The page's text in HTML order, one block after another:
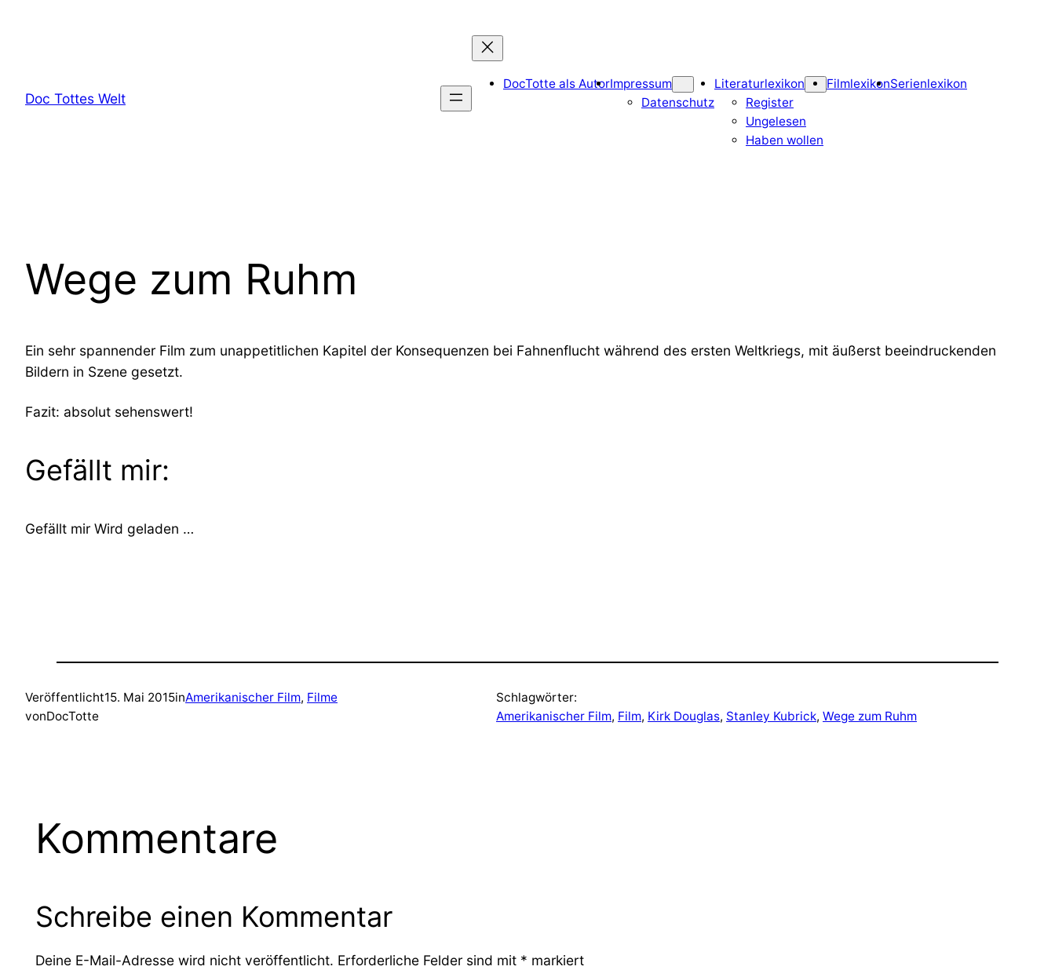
Doc Tottes Welt
DocTotte als AutorImpressum
Datenschutz
Literaturlexikon
Register
Ungelesen
Haben wollen
FilmlexikonSerienlexikon
Wege zum Ruhm
Ein sehr spannender Film zum unappetitlichen Kapitel der Konsequenzen bei Fahnenflucht während des ersten Weltkriegs, mit äußerst beeindruckenden
Bildern in Szene gesetzt.
Fazit: absolut sehenswert!
Gefällt mir:
Gefällt mir Wird geladen …
Veröffentlicht15. Mai 2015inAmerikanischer Film, Filme
vonDocTotte
Schlagwörter:
Amerikanischer Film, Film, Kirk Douglas, Stanley Kubrick, Wege zum Ruhm
Kommentare
Schreibe einen Kommentar
Deine E-Mail-Adresse wird nicht veröffentlicht. Erforderliche Felder sind mit * markiert